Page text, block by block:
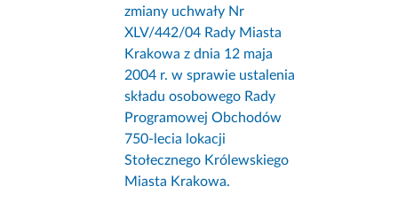
zmiany uchwały Nr
XLV/442/04 Rady Miasta
Krakowa z dnia 12 maja
2004 r. w sprawie ustalenia
składu osobowego Rady
Programowej Obchodów
750-lecia lokacji
Stołecznego Królewskiego
Miasta Krakowa.